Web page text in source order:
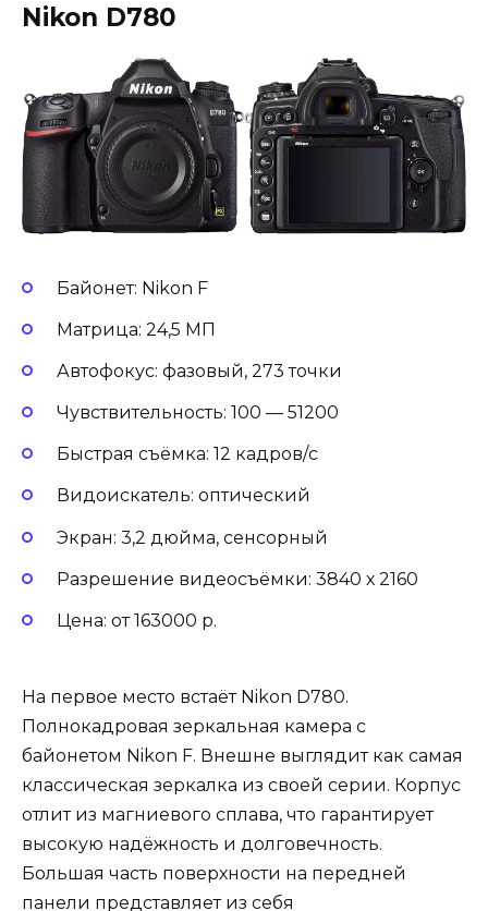
Nikon D780
Байонет: Nikon F
Матрица: 24,5 МП
Автофокус: фазовый, 273 точки
Чувствительность: 100 — 51200
Быстрая съёмка: 12 кадров/с
Видоискатель: оптический
Экран: 3,2 дюйма, сенсорный
Разрешение видеосъёмки: 3840 х 2160
Цена: от 163000 р.
На первое место встаёт Nikon D780.
Полнокадровая зеркальная камера с
байонетом Nikon F. Внешне выглядит как самая
классическая зеркалка из своей серии. Корпус
отлит из магниевого сплава, что гарантирует
высокую надёжность и долговечность.
Большая часть поверхности на передней
панели представляет из себя